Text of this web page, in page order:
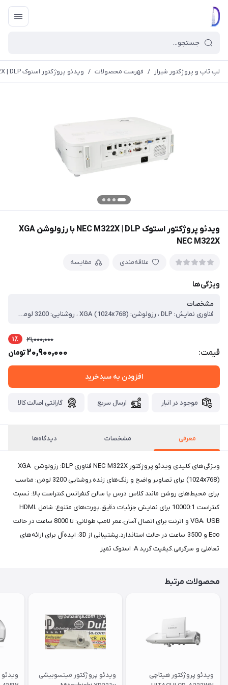
لپ تاپ و پروژکتور شیراز / فهرست محصولات / ویدئو پروژکتور استوک NEC M322X | DLP با رزولوشن XGA NEC M322X
ویدئو پروژکتور استوک NEC M322X | DLP با رزولوشن XGA
NEC M322X
علاقه‌مندی مقایسه
ویژگی‌ها
مشخصات
فناوری نمایش: DLP ، رزولوشن: XGA (1024x768) ، روشنایی: 3200 لومن ، کنتراست: 10000:1 ، عمر لامپ: 3500 ساعت (استاندارد)، 8000 ساعت (Eco) ، پورت‌ها: 2x HDMI، 2x VGA، USB-A، USB-B، اترنت، ورودی/خروجی صدا ، زوم و فوکوس: زوم دستی 1.7x، فوکوس دستی ، تصحیح کیستون: عمودی ±30 درجه ، ابعاد: 368 x 286 x 97 میلی‌متر ، وزن: 3.6 کیلوگرم
قیمت:
21,000,000 1٪
20,900,000تومان
افزودن به سبدخرید
موجود در انبار ارسال سریع گارانتی اصالت کالا
معرفی مشخصات دیدگاه‌ها
ویژگی‌های کلیدی ویدئو پروژکتور NEC M322X فناوری DLP: رزولوشن XGA
(1024x768) برای تصاویر واضح و رنگ‌های زنده.روشنایی 3200 لومن: مناسب
برای محیط‌های روشن مانند کلاس درس یا سالن کنفرانس.کنتراست بالا: نسبت
کنتراست 10000:1 برای نمایش جزئیات دقیق.پورت‌های متنوع: شامل HDMI،
VGA، USB و اترنت برای اتصال آسان.عمر لامپ طولانی: تا 8000 ساعت در حالت
Eco و 3500 ساعت در حالت استاندارد.پشتیبانی از 3D: ایده‌آل برای ارائه‌های
تعاملی و سرگرمی.کیفیت گرید A: استوک تمیز
محصولات مرتبط
ویدئو پروژکتور هیتاچی
ویدئو پروژکتور میتسوبیشی